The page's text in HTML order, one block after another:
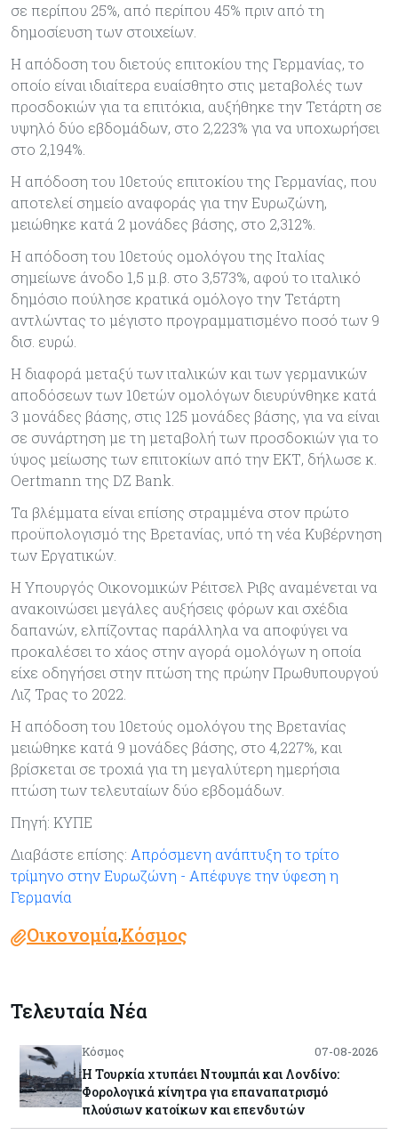
σε περίπου 25%, από περίπου 45% πριν από τη
δημοσίευση των στοιχείων.
Η απόδοση του διετούς επιτοκίου της Γερμανίας, το
οποίο είναι ιδιαίτερα ευαίσθητο στις μεταβολές των
προσδοκιών για τα επιτόκια, αυξήθηκε την Τετάρτη σε
υψηλό δύο εβδομάδων, στο 2,223% για να υποχωρήσει
στο 2,194%.
Η απόδοση του 10ετούς επιτοκίου της Γερμανίας, που
αποτελεί σημείο αναφοράς για την Ευρωζώνη,
μειώθηκε κατά 2 μονάδες βάσης, στο 2,312%.
Η απόδοση του 10ετούς ομολόγου της Ιταλίας
σημείωνε άνοδο 1,5 μ.β. στο 3,573%, αφού το ιταλικό
δημόσιο πούλησε κρατικά ομόλογο την Τετάρτη
αντλώντας το μέγιστο προγραμματισμένο ποσό των 9
δισ. ευρώ.
Η διαφορά μεταξύ των ιταλικών και των γερμανικών
αποδόσεων των 10ετών ομολόγων διευρύνθηκε κατά
3 μονάδες βάσης, στις 125 μονάδες βάσης, για να είναι
σε συνάρτηση με τη μεταβολή των προσδοκιών για το
ύψος μείωσης των επιτοκίων από την ΕΚΤ, δήλωσε κ.
Oertmann της DZ Bank.
Τα βλέμματα είναι επίσης στραμμένα στον πρώτο
προϋπολογισμό της Βρετανίας, υπό τη νέα Κυβέρνηση
των Εργατικών.
Η Υπουργός Οικονομικών Ρέιτσελ Ριβς αναμένεται να
ανακοινώσει μεγάλες αυξήσεις φόρων και σχέδια
δαπανών, ελπίζοντας παράλληλα να αποφύγει να
προκαλέσει το χάος στην αγορά ομολόγων η οποία
είχε οδηγήσει στην πτώση της πρώην Πρωθυπουργού
Λιζ Τρας το 2022.
Η απόδοση του 10ετούς ομολόγου της Βρετανίας
μειώθηκε κατά 9 μονάδες βάσης, στο 4,227%, και
βρίσκεται σε τροχιά για τη μεγαλύτερη ημερήσια
πτώση των τελευταίων δύο εβδομάδων.
Πηγή: ΚΥΠΕ
Διαβάστε επίσης: Aπρόσμενη ανάπτυξη το τρίτο
τρίμηνο στην Ευρωζώνη - Απέφυγε την ύφεση η
Γερμανία
Οικονομία,Κόσμος
Τελευταία Νέα
Κόσμος 07-08-2026
Η Τουρκία χτυπάει Ντουμπάι και Λονδίνο:
Φορολογικά κίνητρα για επαναπατρισμό
πλούσιων κατοίκων και επενδυτών